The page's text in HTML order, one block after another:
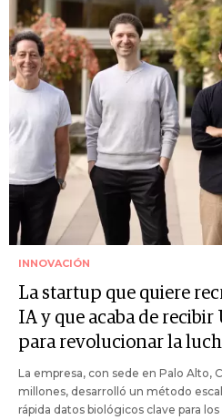
INNOVACIÓN
La startup que quiere
IA y que acaba de recibir
para revolucionar la
La empresa, con sede en Palo Alto,
millones, desarrolló un método
rápida datos biológicos clave para